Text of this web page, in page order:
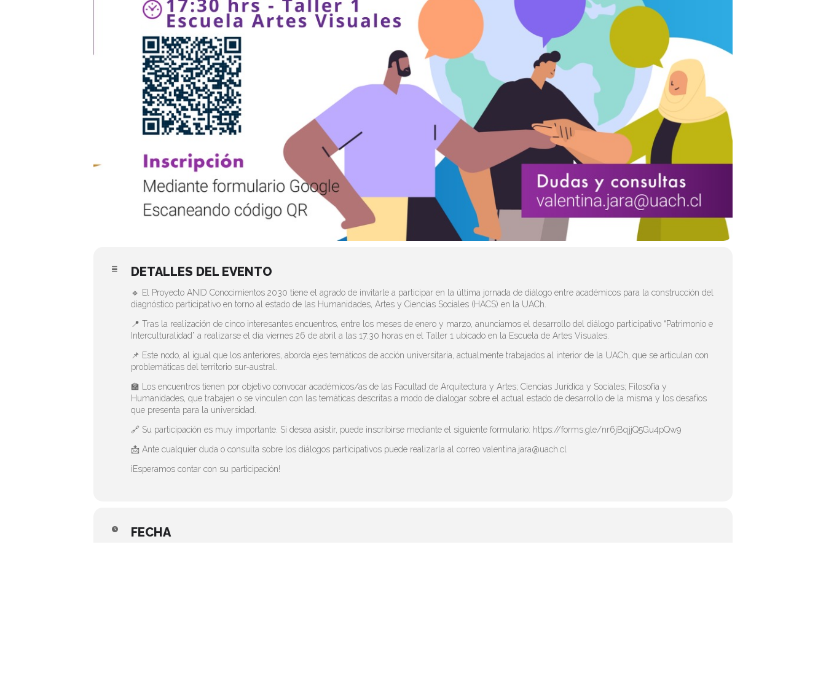
DETALLES DEL EVENTO
🔹 El Proyecto ANID Conocimientos 2030 tiene el agrado de invitarle a participar en la última jornada de diálogo entre académicos para la construcción del
diagnóstico participativo en torno al estado de las Humanidades, Artes y Ciencias Sociales (HACS) en la UACh.
📍 Tras la realización de cinco interesantes encuentros, entre los meses de enero y marzo, anunciamos el desarrollo del diálogo participativo “Patrimonio e
Interculturalidad” a realizarse el día viernes 26 de abril a las 17:30 horas en el Taller 1 ubicado en la Escuela de Artes Visuales.
📌 Este nodo, al igual que los anteriores, aborda ejes temáticos de acción universitaria, actualmente trabajados al interior de la UACh, que se articulan con
problemáticas del territorio sur-austral.
🏫 Los encuentros tienen por objetivo convocar académicos/as de las Facultad de Arquitectura y Artes; Ciencias Jurídica y Sociales; Filosofía y
Humanidades, que trabajen o se vinculen con las temáticas descritas a modo de dialogar sobre el actual estado de desarrollo de la misma y los desafíos
que presenta para la universidad.
🔗 Su participación es muy importante. Si desea asistir, puede inscribirse mediante el siguiente formulario: https://forms.gle/nr6jBqjjQ5Gu4pQw9
📩 Ante cualquier duda o consulta sobre los diálogos participativos puede realizarla al correo valentina.jara@uach.cl
¡Esperamos contar con su participación!
FECHA